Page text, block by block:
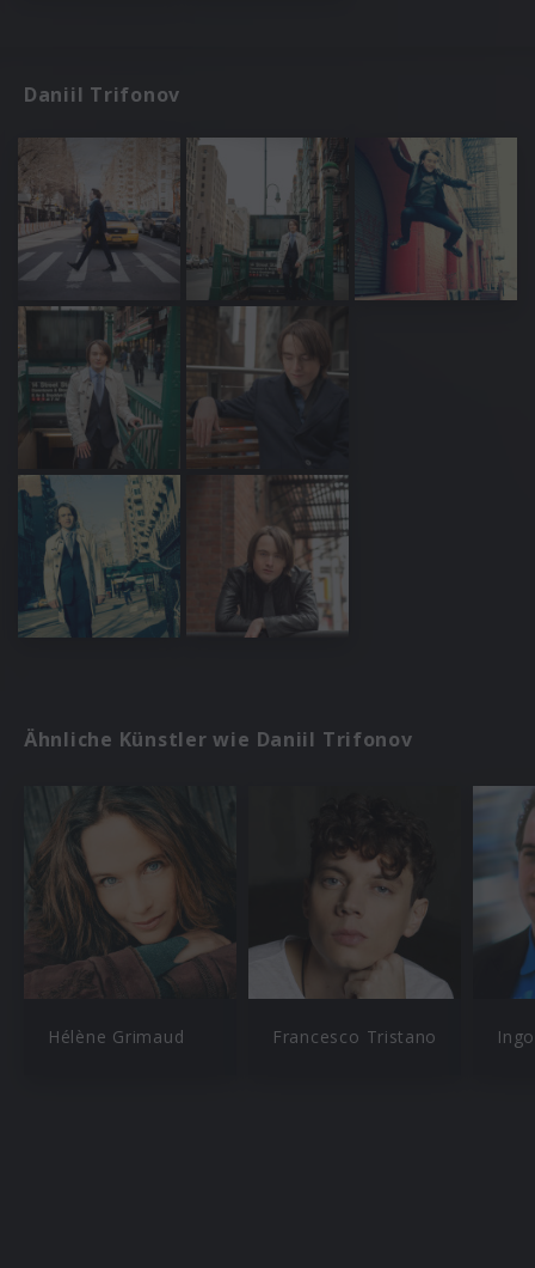
Daniil Trifonov
Ähnliche Künstler wie Daniil Trifonov
Hélène Grimaud Francesco Tristano